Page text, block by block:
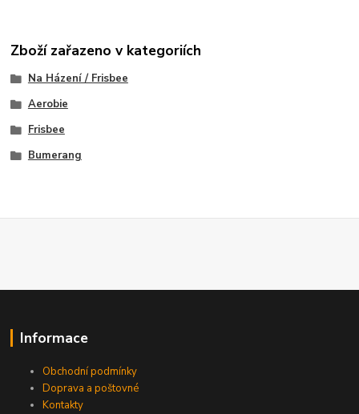
Zboží zařazeno v kategoriích
Na Házení / Frisbee
Aerobie
Frisbee
Bumerang
Informace
Obchodní podmínky
Doprava a poštovné
Kontakty